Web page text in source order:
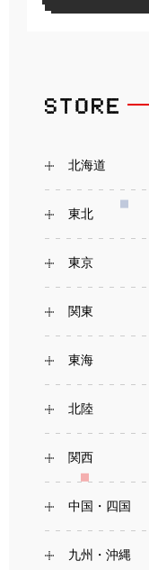
北海道
東北
東京
関東
東海
北陸
関西
中国・四国
九州・沖縄